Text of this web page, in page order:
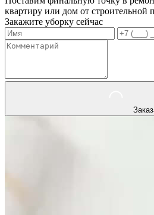
квартиру или дом от строительной
Закажите уборку сейчас